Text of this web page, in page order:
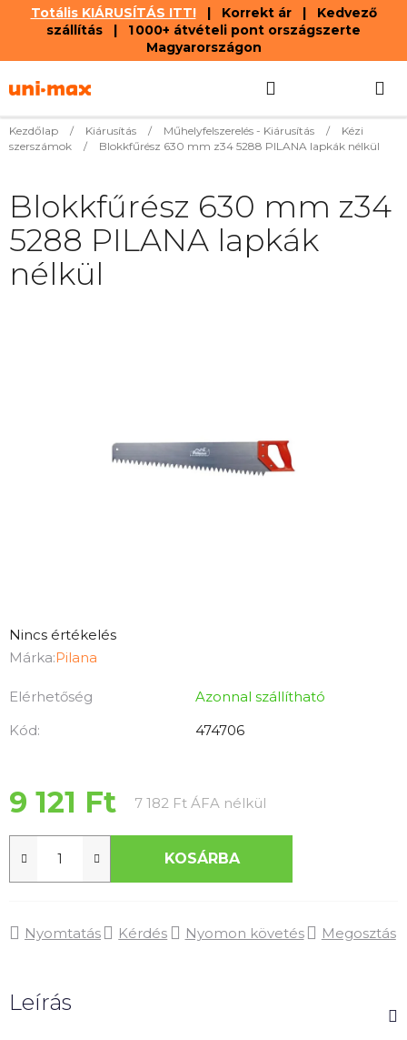
Totális KIÁRUSÍTÁS ITT!| Korrekt ár | Kedvező
szállítás | 1 000+ átvételi pont országszerte
Magyarországon
tartalomhoz
KOSÁR
Kezdőlap / Kiárusítás / Műhelyfelszerelés - Kiárusítás /
Kézi
szerszámok
/ Blokkfűrész 630 mm z34 5288 PILANA lapkák nélkül
A
termék
értékelése
5-
csillag.
Nincs értékelés
Márka:Pilana
Elérhetőség
Azonnal szállítható
Kód:
474706
9 121 Ft 7 182 Ft ÁFA nélkül
KOSÁRBA
Nyomtatás Kérdés Nyomon követés Megosztás
Blokkfűrész 630 mm z34
5288 PILANA lapkák
nélkül
Leírás